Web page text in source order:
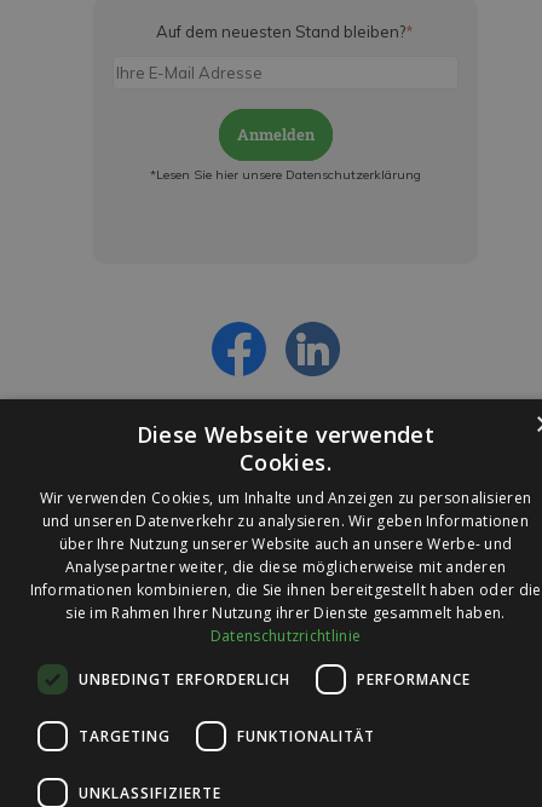
Auf dem neuesten Stand bleiben?*
Anmelden
*Lesen Sie hier unsere Datenschutzerklärung
© 2026 Ledleuchtendiscounter.de
auf
Trusted Shops
Diese Webseite verwendet
Cookies.
Wir verwenden Cookies, um Inhalte und Anzeigen zu personalisieren
und unseren Datenverkehr zu analysieren. Wir geben Informationen
über Ihre Nutzung unserer Website auch an unsere Werbe- und
Analysepartner weiter, die diese möglicherweise mit anderen
Informationen kombinieren, die Sie ihnen bereitgestellt haben oder die
sie im Rahmen Ihrer Nutzung ihrer Dienste gesammelt haben.
Datenschutzrichtlinie
UNBEDINGT ERFORDERLICH PERFORMANCE
TARGETING FUNKTIONALITÄT
UNKLASSIFIZIERTE